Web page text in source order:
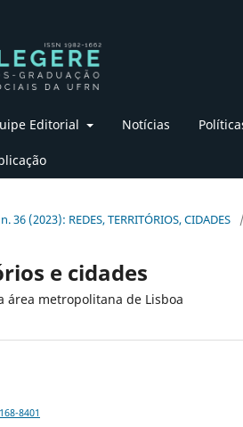
Editorial Notícias
36 (2023): REDES, TERRITÓRIOS, CIDADES /
e cidades
área metropolitana de Lisboa
8401